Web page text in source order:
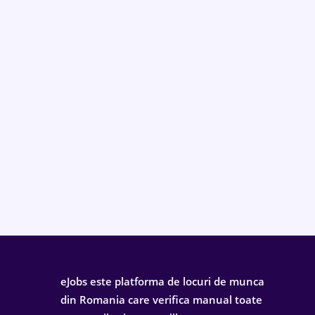
eJobs este platforma de locuri de munca
din Romania care verifica manual toate